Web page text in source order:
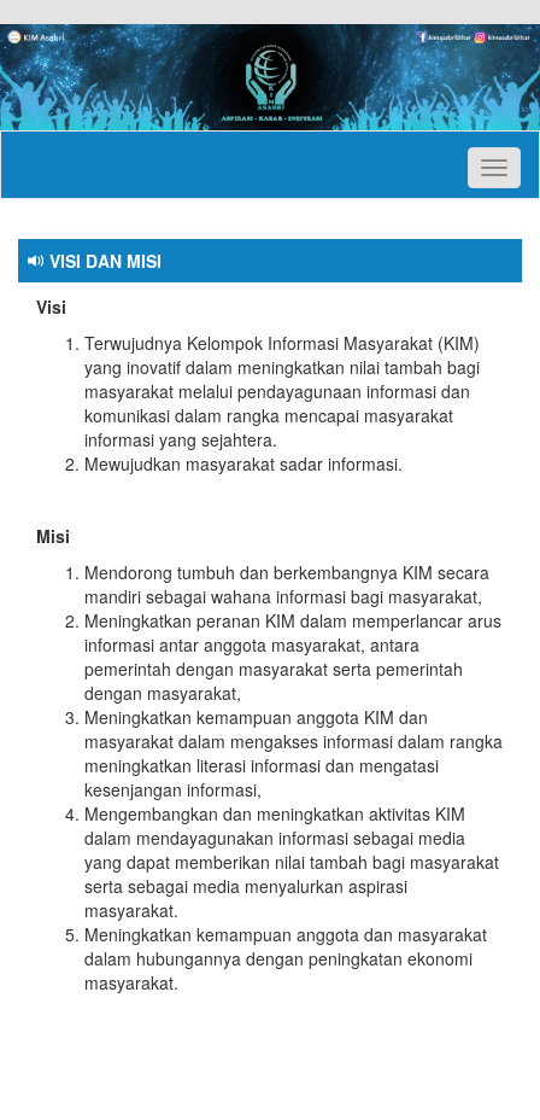
VISI DAN MISI
Visi
Terwujudnya Kelompok Informasi Masyarakat (KIM)
yang inovatif dalam meningkatkan nilai tambah bagi
masyarakat melalui pendayagunaan informasi dan
komunikasi dalam rangka mencapai masyarakat
informasi yang sejahtera.
Mewujudkan masyarakat sadar informasi.
Misi
Mendorong tumbuh dan berkembangnya KIM secara
mandiri sebagai wahana informasi bagi masyarakat,
Meningkatkan peranan KIM dalam memperlancar arus
informasi antar anggota masyarakat, antara
pemerintah dengan masyarakat serta pemerintah
dengan masyarakat,
Meningkatkan kemampuan anggota KIM dan
masyarakat dalam mengakses informasi dalam rangka
meningkatkan literasi informasi dan mengatasi
kesenjangan informasi,
Mengembangkan dan meningkatkan aktivitas KIM
dalam mendayagunakan informasi sebagai media
yang dapat memberikan nilai tambah bagi masyarakat
serta sebagai media menyalurkan aspirasi
masyarakat.
Meningkatkan kemampuan anggota dan masyarakat
dalam hubungannya dengan peningkatan ekonomi
masyarakat.